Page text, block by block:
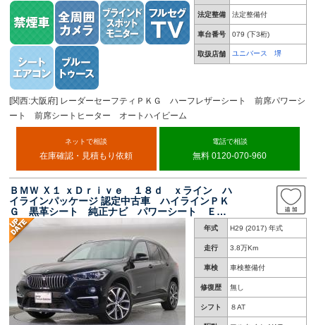
法定整備 法定整備付
車台番号 079 (下3桁)
取扱店舗 ユニバース 堺
[関西:大阪府] レーダーセーフティＰＫＧ ハーフレザーシート 前席パワーシ
ート 前席シートヒーター オートハイビーム
ネットで相談
在庫確認・見積もり依頼
電話で相談
無料 0120-070-960
ＢＭＷ Ｘ１ ｘＤｒｉｖｅ １８ｄ ｘライン ハ
イラインパッケージ 認定中古車 ハイラインＰＫ
Ｇ 黒革シート 純正ナビ パワーシート ＥＴ
Ｃ ＬＥＤヘッドライト バックカメラ インテ
リジェントセーフティ パワーバックドア
年式 H29 (2017) 年式
走行 3.8万Km
車検 車検整備付
修復歴 無し
シフト ８AT